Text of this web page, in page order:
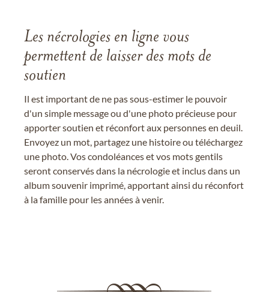
Les nécrologies en ligne vous
permettent de laisser des mots de
soutien
Il est important de ne pas sous-estimer le pouvoir
d'un simple message ou d'une photo précieuse pour
apporter soutien et réconfort aux personnes en deuil.
Envoyez un mot, partagez une histoire ou téléchargez
une photo. Vos condoléances et vos mots gentils
seront conservés dans la nécrologie et inclus dans un
album souvenir imprimé, apportant ainsi du réconfort
à la famille pour les années à venir.